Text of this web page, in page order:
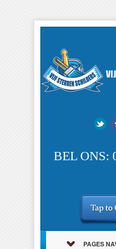
BEL ONS:
PAGES